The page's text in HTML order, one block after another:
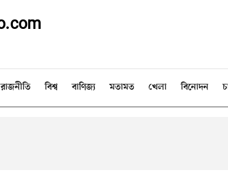
রাজনীতি বিশ্ব বাণিজ্য মতামত খেলা বিনোদন